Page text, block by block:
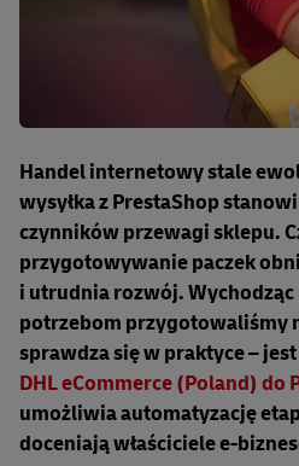
Handel internetowy stale
wysyłka z PrestaShop
czynników przewagi sklepu.
przygotowywanie paczek
i utrudnia rozwój.
potrzebom przygotowaliśmy
sprawdza się w praktyce –
DHL eCommerce (Poland) do
umożliwia automatyzację
doceniają właściciele e-